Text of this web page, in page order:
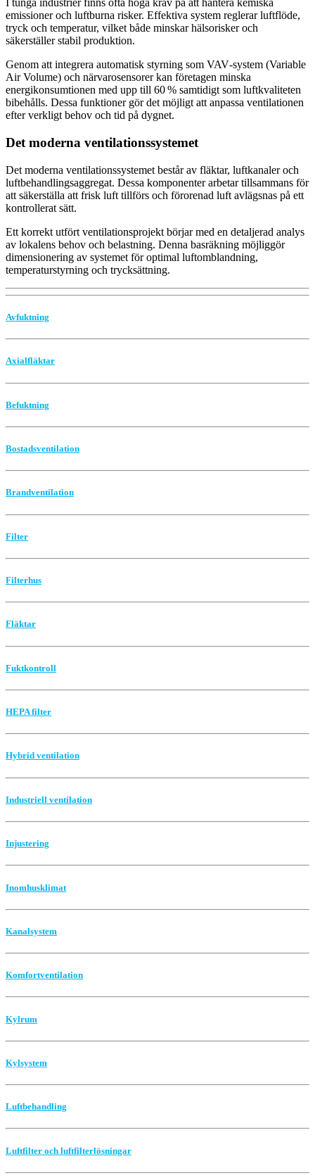
I tunga industrier finns ofta höga krav på att hantera kemiska
emissioner och luftburna risker. Effektiva system reglerar luftflöde,
tryck och temperatur, vilket både minskar hälsorisker och
säkerställer stabil produktion.
Genom att integrera automatisk styrning som VAV‑system (Variable
Air Volume) och närvarosensorer kan företagen minska
energikonsumtionen med upp till 60 % samtidigt som luftkvaliteten
bibehålls. Dessa funktioner gör det möjligt att anpassa ventilationen
efter verkligt behov och tid på dygnet.
Det moderna ventilationssystemet
Det moderna ventilationssystemet består av fläktar, luftkanaler och
luftbehandlingsaggregat. Dessa komponenter arbetar tillsammans för
att säkerställa att frisk luft tillförs och förorenad luft avlägsnas på ett
kontrollerat sätt.
Ett korrekt utfört ventilationsprojekt börjar med en detaljerad analys
av lokalens behov och belastning. Denna basräkning möjliggör
dimensionering av systemet för optimal luftomblandning,
temperaturstyrning och trycksättning.
Avfuktning
Axialfläktar
Befuktning
Bostadsventilation
Brandventilation
Filter
Filterhus
Fläktar
Fuktkontroll
HEPA filter
Hybrid ventilation
Industriell ventilation
Injustering
Inomhusklimat
Kanalsystem
Komfortventilation
Kylrum
Kylsystem
Luftbehandling
Luftfilter och luftfilterlösningar